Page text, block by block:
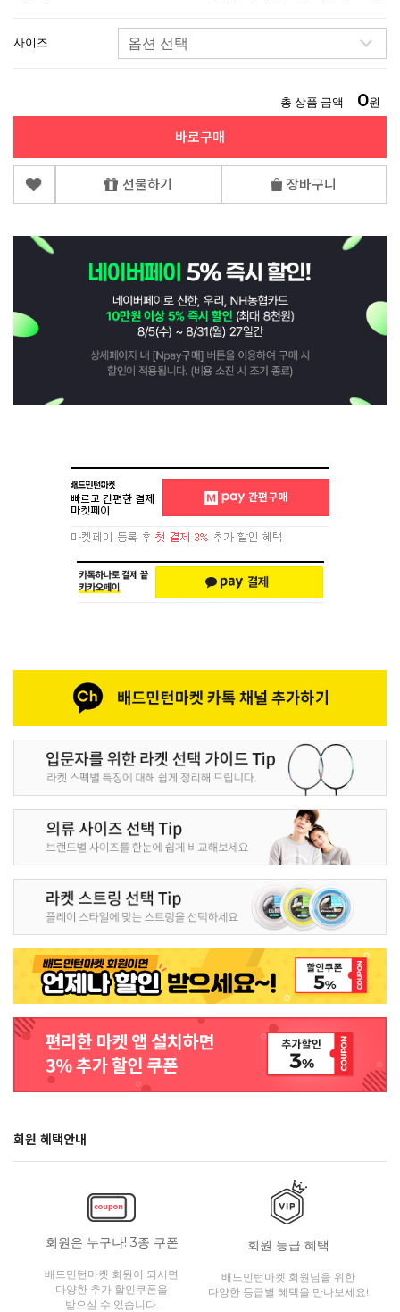
사이즈
총 상품 금액 0원
바로구매
선물하기 장바구니
회원 혜택안내
회원은 누구나! 3종 쿠폰
배드민턴마켓 회원이 되시면
다양한 추가 할인쿠폰을
받으실 수 있습니다.
회원 등급 혜택
배드민턴마켓 회원님을 위한
다양한 등급별 혜택을 만나보세요!